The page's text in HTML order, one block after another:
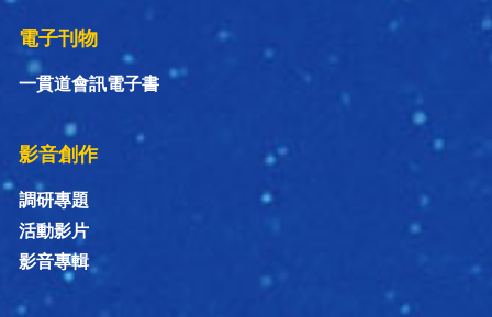
電子刊物
一貫道會訊電子書
影音創作
調研專題
活動影片
影音專輯